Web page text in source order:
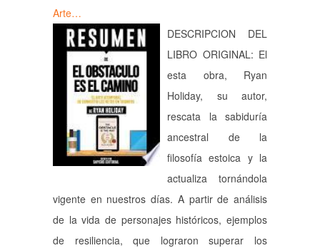
Arte…
DESCRIPCION DEL
LIBRO ORIGINAL: El
esta obra, Ryan
Holiday, su autor,
rescata la sabiduría
ancestral de la
filosofía estoica y la
actualiza tornándola
vigente en nuestros días. A partir de análisis
de la vida de personajes históricos, ejemplos
de resiliencia, que lograron superar los